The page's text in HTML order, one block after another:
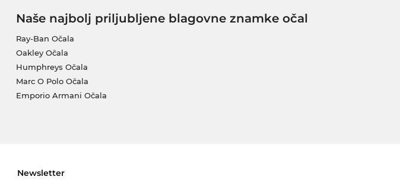
Naše najbolj priljubljene blagovne znamke očal
Ray-Ban Očala
Oakley Očala
Humphreys Očala
Marc O Polo Očala
Emporio Armani Očala
Newsletter